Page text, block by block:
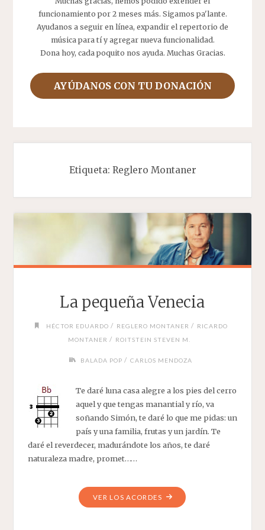
funcionamiento por 2 meses más. Sigamos pa'lante.
Ayudanos a seguir en línea, expandir el repertorio de
música para tí y agregar nueva funcionalidad.
Dona hoy, cada poquito nos ayuda. Muchas Gracias.
AYÚDANOS CON TU DONACIÓN
Etiqueta: Reglero Montaner
La pequeña Venecia
HÉCTOR EDUARDO / REGLERO MONTANER / RICARDO
MONTANER / ROITSTEIN STEVEN M.
BALADA POP / CARLOS MENDOZA
Te daré luna casa alegre a los pies del cerro
aquel y que tengas manantial y río, va
soñando Simón, te daré lo que me pidas: un
país y una familia, frutas y un jardín. Te
daré el reverdecer, madurándote los años, te daré
naturaleza madre, promet……
VER LOS ACORDES"LA